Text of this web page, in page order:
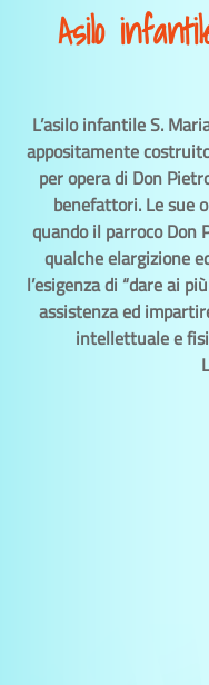
Asilo
L’asilo infantile S.
appositamente
per opera di Don
benefattori. Le sue
quando il parroco Don
qualche elargizione
l’esigenza di “dare ai
assistenza ed
intellettuale e